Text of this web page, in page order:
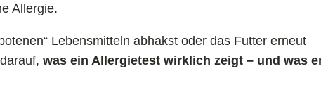
Allergie.
Lebensmitteln abhakst oder das Futter erneut
darauf,was ein Allergietest wirklich zeigt – und was